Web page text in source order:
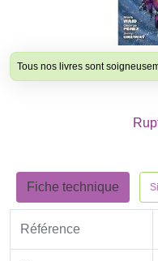
Tous nos livres sont
Fiche technique
Référence